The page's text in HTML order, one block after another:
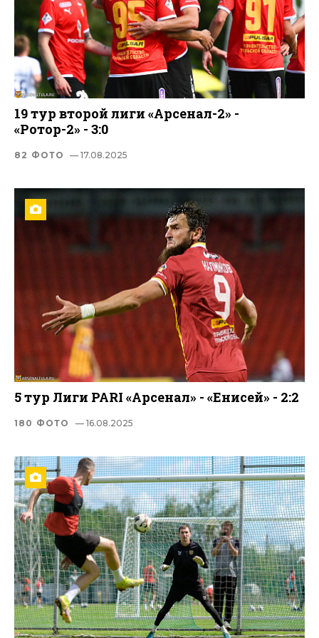
19 тур второй лиги «Арсенал-2» -
«Ротор-2» - 3:0
82 ФОТО — 17.08.2025
5 тур Лиги PARI «Арсенал» - «Енисей» - 2:2
180 ФОТО — 16.08.2025